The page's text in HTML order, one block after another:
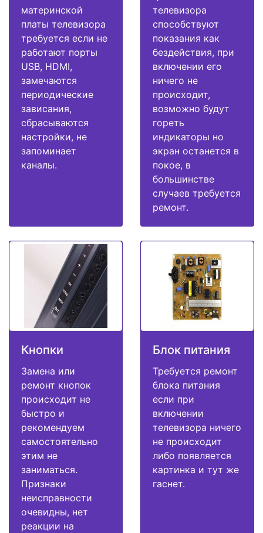
материнской
платы телевизора
требуется если не
работают порты
USB, HDMI,
замечаются
периодические
зависания,
сбрасываются
настройки, не
запоминает
каналы.
телевизора
способствуют
показания как
бездействия, при
включении его
ничего не
происходит,
возможно будут
гореть
индикаторы но
экран останется в
покое, в
большинстве
случаев требуется
ремонт.
Кнопки
Замена или
ремонт кнопок
происходит не
быстро и
рекомендуем
самостоятельно
этим не
заниматься.
Признаки
неисправности
очевидны, нет
реакции на
Блок питания
Требуется ремонт
блока питания
если при
включении
телевизора ничего
не происходит
либо появляется
картинка и тут же
гаснет.